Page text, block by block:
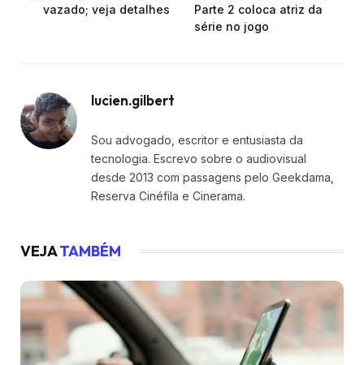
vazado; veja detalhes
Parte 2 coloca atriz da
série no jogo
lucien.gilbert
Sou advogado, escritor e entusiasta da
tecnologia. Escrevo sobre o audiovisual
desde 2013 com passagens pelo Geekdama,
Reserva Cinéfila e Cinerama.
VEJATAMBÉM